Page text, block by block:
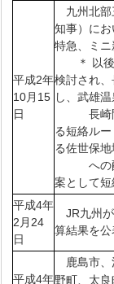
平成2年
10月15
日
九州北部
知事）に
特急、ミ
＊ 以後
検討され
し、武雄温
長崎間
る短絡ル
る佐世保地
への配
案として短
平成4年
2月24
日
JR九州が
算結果を公
平成4年
鹿島市、
野町、太